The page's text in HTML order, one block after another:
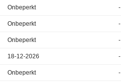
Onbeperkt -
Onbeperkt -
Onbeperkt -
18-12-2026 -
Onbeperkt -